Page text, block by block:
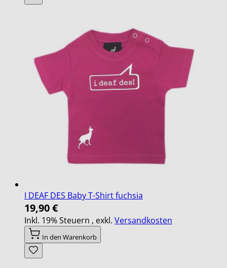
I DEAF DES Baby T-Shirt fuchsia
19,90 €
Inkl. 19% Steuern , exkl. Versandkosten
In den Warenkorb